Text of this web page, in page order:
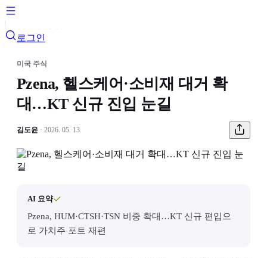
로그인
미국 주식
Pzena, 헬스케어·소비재 대거 확
대…KT 신규 진입 눈길
김도윤 · 2026. 05. 13.
AI 요약
Pzena, HUM·CTSH·TSN 비중 확대…KT 신규 편입으
로 가치주 포트 재편